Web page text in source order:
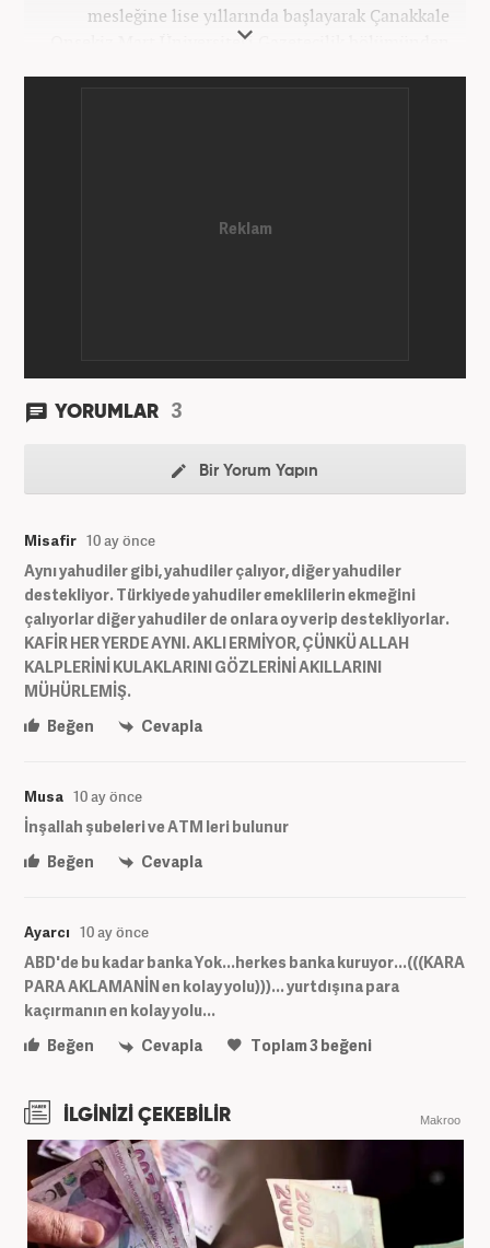
mesleğine lise yıllarında başlayarak Çanakkale
Onsekiz Mart Üniversitesi Gazetecilik bölümünden
YORUMLAR 3
Bir Yorum Yapın
Misafir 10 ay önce
Aynı yahudiler gibi, yahudiler çalıyor, diğer yahudiler
destekliyor. Türkiyede yahudiler emeklilerin ekmeğini
çalıyorlar diğer yahudiler de onlara oy verip destekliyorlar.
KAFİR HER YERDE AYNI. AKLI ERMİYOR, ÇÜNKÜ ALLAH
KALPLERİNİ KULAKLARINI GÖZLERİNİ AKILLARINI
MÜHÜRLEMİŞ.
Beğen
Cevapla
Musa 10 ay önce
İnşallah şubeleri ve ATM leri bulunur
Beğen
Cevapla
Ayarcı 10 ay önce
ABD'de bu kadar banka Yok...herkes banka kuruyor...(((KARA
PARA AKLAMANİN en kolay yolu)))... yurtdışına para
kaçırmanın en kolay yolu...
Beğen
Cevapla Toplam3beğeni
İLGİNİZİ ÇEKEBİLİR Makroo